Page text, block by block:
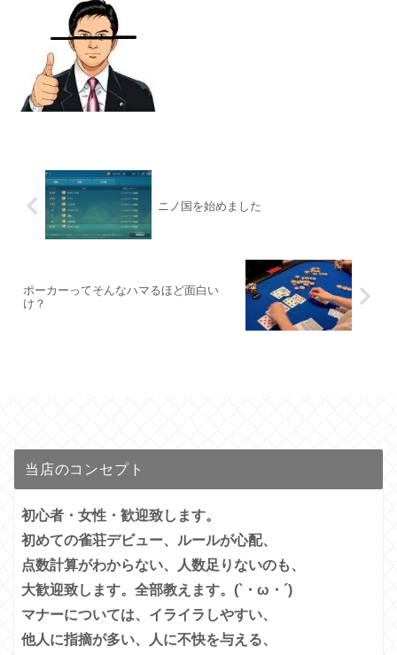
ニノ国を始めました
ポーカーってそんなハマるほど面白い
け？
当店のコンセプト
初心者・女性・歓迎致します。
初めての雀荘デビュー、ルールが心配、
点数計算がわからない、人数足りないのも、
大歓迎致します。全部教えます。(`・ω・´)
マナーについては、イライラしやすい、
他人に指摘が多い、
人に不快を与える、